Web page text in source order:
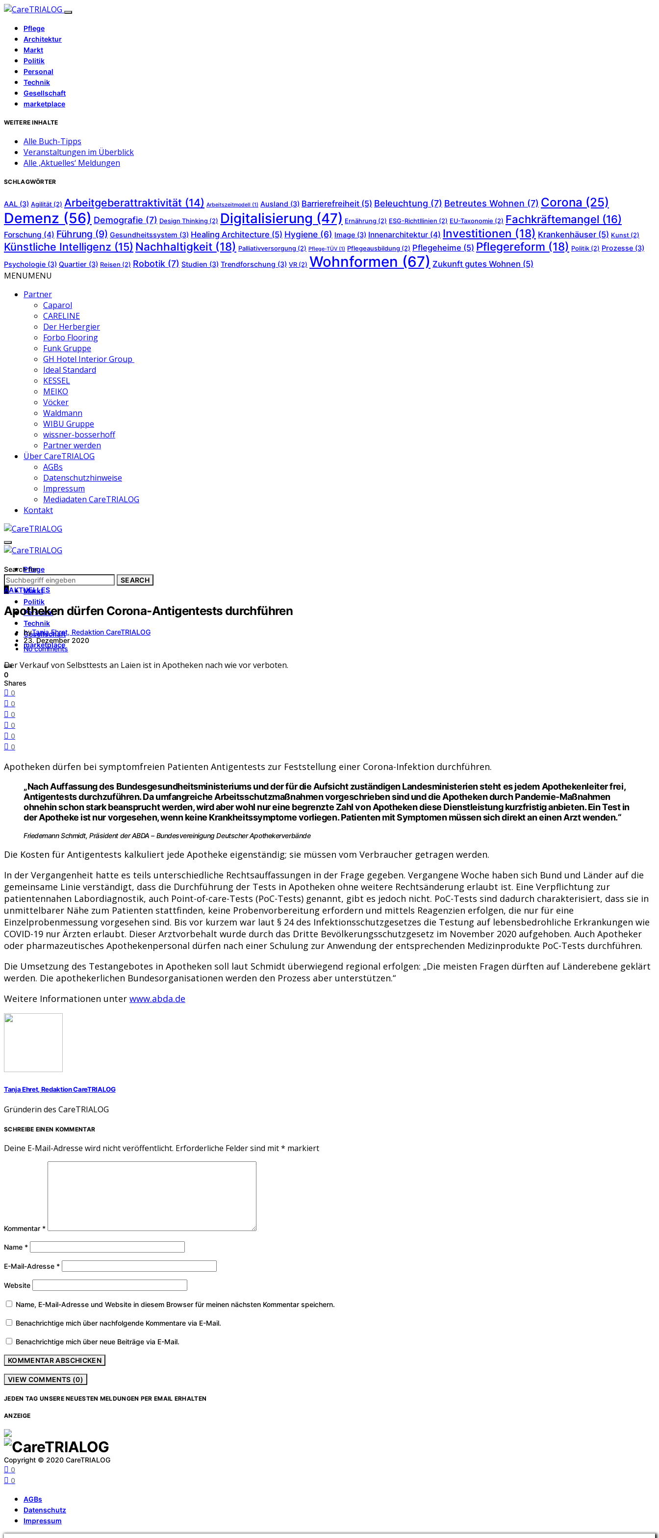
Pflege
Architektur
Markt
Politik
Personal
Technik
Gesellschaft
marketplace
WEITERE INHALTE
Alle Buch-Tipps
Veranstaltungen im Überblick
Alle ‚Aktuelles‘ Meldungen
SCHLAGWÖRTER
AAL (3) Agilität (2) Arbeitgeberattraktivität (14) Arbeitszeitmodell (1) Ausland (3) Barrierefreiheit (5) Beleuchtung (7) Betreutes Wohnen (7) Corona (25)
Demenz (56) Demografie (7) Design Thinking (2) Digitalisierung (47) Ernährung (2) ESG-Richtllinien (2) EU-Taxonomie (2) Fachkräftemangel (16)
Forschung (4) Führung (9) Gesundheitssystem (3) Healing Architecture (5) Hygiene (6) Image (3) Innenarchitektur (4) Investitionen (18) Krankenhäuser (5) Kunst (2)
Künstliche Intelligenz (15) Nachhaltigkeit (18) Palliativversorgung (2) Pflege-TÜV (1) Pflegeausbildung (2) Pflegeheime (5) Pflegereform (18) Politik (2) Prozesse (3)
Psychologie (3) Quartier (3) Reisen (2) Robotik (7) Studien (3) Trendforschung (3) VR (2) Wohnformen (67) Zukunft gutes Wohnen (5)
MENUMENU
Partner
Caparol
CARELINE
Der Herbergier
Forbo Flooring
Funk Gruppe
GH Hotel Interior Group
Ideal Standard
KESSEL
MEIKO
Vöcker
Waldmann
WIBU Gruppe
wissner-bosserhoff
Partner werden
Über CareTRIALOG
AGBs
Datenschutzhinweise
Impressum
Mediadaten CareTRIALOG
Kontakt
Pflege
Architektur
Markt
Politik
Personal
Technik
Gesellschaft
marketplace
Search for:
SEARCH
AAKTUELLES
Apotheken dürfen Corona-Antigentests durchführen
byTanja Ehret, Redaktion CareTRIALOG
23. Dezember 2020
No comments
Der Verkauf von Selbsttests an Laien ist in Apotheken nach wie vor verboten.
0
Shares
0
0
0
0
0
0
Apotheken dürfen bei symptomfreien Patienten Antigentests zur Feststellung einer Corona-Infektion durchführen.
„Nach Auffassung des Bundesgesundheitsministeriums und der für die Aufsicht zuständigen Landesministerien steht es jedem Apothekenleiter frei,
Antigentests durchzuführen. Da umfangreiche Arbeitsschutzmaßnahmen vorgeschrieben sind und die Apotheken durch Pandemie-Maßnahmen
ohnehin schon stark beansprucht werden, wird aber wohl nur eine begrenzte Zahl von Apotheken diese Dienstleistung kurzfristig anbieten. Ein Test in
der Apotheke ist nur vorgesehen, wenn keine Krankheitssymptome vorliegen. Patienten mit Symptomen müssen sich direkt an einen Arzt wenden.“
Friedemann Schmidt, Präsident der ABDA – Bundesvereinigung Deutscher Apothekerverbände
Die Kosten für Antigentests kalkuliert jede Apotheke eigenständig; sie müssen vom Verbraucher getragen werden.
In der Vergangenheit hatte es teils unterschiedliche Rechtsauffassungen in der Frage gegeben. Vergangene Woche haben sich Bund und Länder auf die
gemeinsame Linie verständigt, dass die Durchführung der Tests in Apotheken ohne weitere Rechtsänderung erlaubt ist. Eine Verpflichtung zur
patientennahen Labordiagnostik, auch Point-of-care-Tests (PoC-Tests) genannt, gibt es jedoch nicht. PoC-Tests sind dadurch charakterisiert, dass sie in
unmittelbarer Nähe zum Patienten stattfinden, keine Probenvorbereitung erfordern und mittels Reagenzien erfolgen, die nur für eine
Einzelprobenmessung vorgesehen sind. Bis vor kurzem war laut § 24 des Infektionsschutzgesetzes die Testung auf lebensbedrohliche Erkrankungen wie
COVID-19 nur Ärzten erlaubt. Dieser Arztvorbehalt wurde durch das Dritte Bevölkerungsschutzgesetz im November 2020 aufgehoben. Auch Apotheker
oder pharmazeutisches Apothekenpersonal dürfen nach einer Schulung zur Anwendung der entsprechenden Medizinprodukte PoC-Tests durchführen.
Die Umsetzung des Testangebotes in Apotheken soll laut Schmidt überwiegend regional erfolgen: „Die meisten Fragen dürften auf Länderebene geklärt
werden. Die apothekerlichen Bundesorganisationen werden den Prozess aber unterstützen.“
Weitere Informationen unter www.abda.de
Tanja Ehret, Redaktion CareTRIALOG
Gründerin des CareTRIALOG
SCHREIBE EINEN KOMMENTAR
Deine E-Mail-Adresse wird nicht veröffentlicht. Erforderliche Felder sind mit* markiert
Kommentar *
Name *
E-Mail-Adresse *
Website
Name, E-Mail-Adresse und Website in diesem Browser für meinen nächsten Kommentar speichern.
Benachrichtige mich über nachfolgende Kommentare via E-Mail.
Benachrichtige mich über neue Beiträge via E-Mail.
VIEW COMMENTS (0)
JEDEN TAG UNSERE NEUESTEN MELDUNGEN PER EMAIL ERHALTEN
ANZEIGE
Copyright © 2020 CareTRIALOG
0
0
AGBs
Datenschutz
Impressum